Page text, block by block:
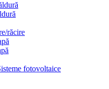
răcire
fotovoltaice